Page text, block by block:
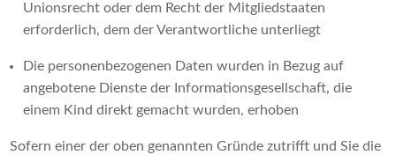
Unionsrecht oder dem Recht der Mitgliedstaaten
erforderlich, dem der Verantwortliche unterliegt
Die personenbezogenen Daten wurden in Bezug auf
angebotene Dienste der Informationsgesellschaft, die
einem Kind direkt gemacht wurden, erhoben
Sofern einer der oben genannten Gründe zutrifft und Sie die